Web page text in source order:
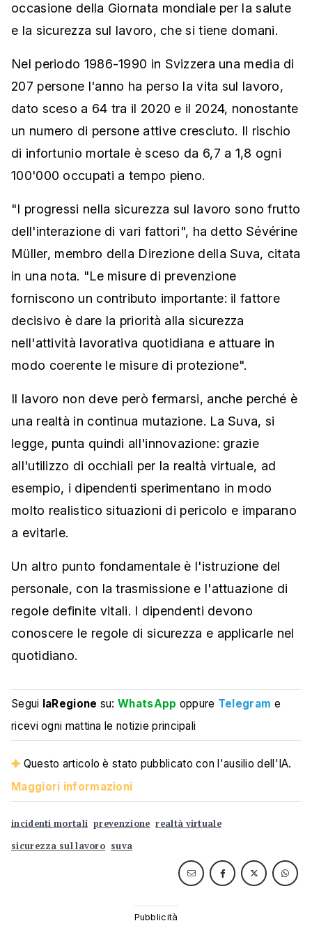
occasione della Giornata mondiale per la salute
e la sicurezza sul lavoro, che si tiene domani.
Nel periodo 1986-1990 in Svizzera una media di
207 persone l'anno ha perso la vita sul lavoro,
dato sceso a 64 tra il 2020 e il 2024, nonostante
un numero di persone attive cresciuto. Il rischio
di infortunio mortale è sceso da 6,7 a 1,8 ogni
100'000 occupati a tempo pieno.
"I progressi nella sicurezza sul lavoro sono frutto
dell'interazione di vari fattori", ha detto Sévérine
Müller, membro della Direzione della Suva, citata
in una nota. "Le misure di prevenzione
forniscono un contributo importante: il fattore
decisivo è dare la priorità alla sicurezza
nell'attività lavorativa quotidiana e attuare in
modo coerente le misure di protezione".
Il lavoro non deve però fermarsi, anche perché è
una realtà in continua mutazione. La Suva, si
legge, punta quindi all'innovazione: grazie
all'utilizzo di occhiali per la realtà virtuale, ad
esempio, i dipendenti sperimentano in modo
molto realistico situazioni di pericolo e imparano
a evitarle.
Un altro punto fondamentale è l'istruzione del
personale, con la trasmissione e l'attuazione di
regole definite vitali. I dipendenti devono
conoscere le regole di sicurezza e applicarle nel
quotidiano.
Segui laRegione su:WhatsApp oppure Telegram e
ricevi ogni mattina le notizie principali
Questo articolo è stato pubblicato con l'ausilio dell'IA.
Maggiori informazioni
incidenti mortali prevenzione realtà virtuale
sicurezza sul lavoro suva